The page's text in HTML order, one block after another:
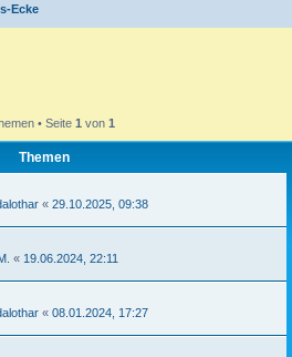
Ecke
• Seite 1 von 1
Themen
« 29.10.2025, 09:38
« 19.06.2024, 22:11
« 08.01.2024, 17:27